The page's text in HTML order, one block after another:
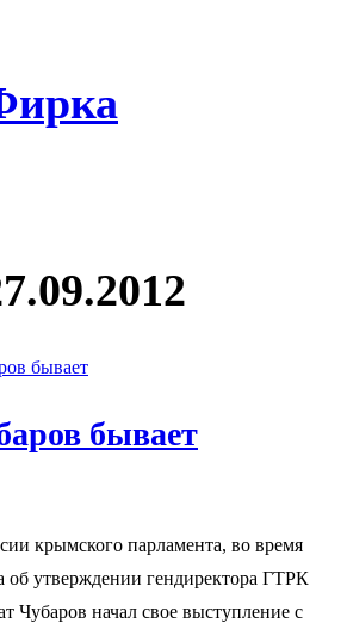
бывает
крымского парламента, во время
об утверждении гендиректора ГТРК
Чубаров начал свое выступление с